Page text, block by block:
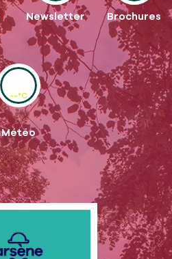
Newsletter Brochures
--°C
Météo